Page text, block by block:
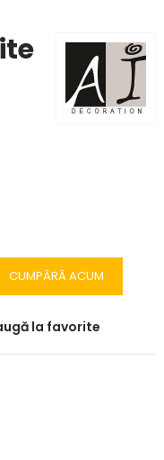
CUMPĂRĂ ACUM
la favorite